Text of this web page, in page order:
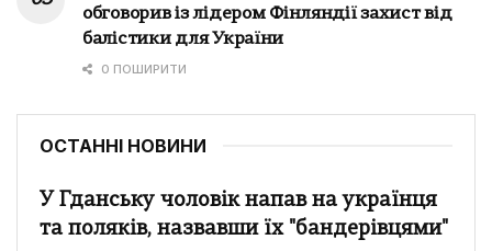
обговорив із лідером Фінляндії захист від
балістики для України
0 ПОШИРИТИ
ОСТАННІ НОВИНИ
У Гданську чоловік напав на українця
та поляків, назвавши їх "бандерівцями"